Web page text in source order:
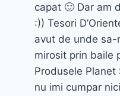
capat 🙂 Dar am
:)) Tesori
avut de unde sa-
mirosit prin baile
Produsele
nu imi cumpar